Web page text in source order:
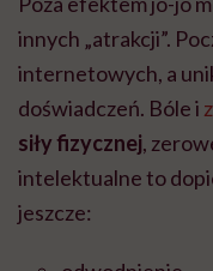
innych „atrakcji”.
internetowych, a
doświadczeń. Bóle i
siły fizycznej,
intelektualne to
jeszcze: